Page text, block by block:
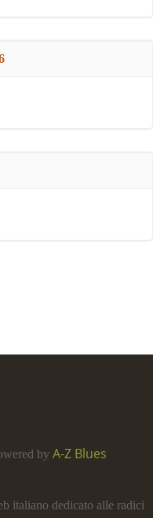
by A-Z Blues
italiano dedicato alle radici